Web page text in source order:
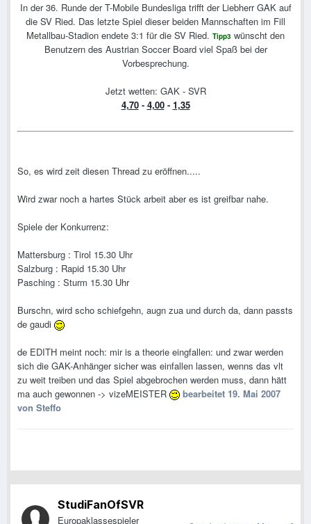
In der 36. Runde der T-Mobile Bundesliga trifft der Liebherr GAK auf
die SV Ried. Das letzte Spiel dieser beiden Mannschaften im Fill
Metallbau-Stadion endete 3:1 für die SV Ried. Tipp3 wünscht den
Benutzern des Austrian Soccer Board viel Spaß bei der
Vorbesprechung.
Jetzt wetten: GAK - SVR
4,70- 4,00- 1,35
So, es wird zeit diesen Thread zu eröffnen.....
Wird zwar noch a hartes Stück arbeit aber es ist greifbar nahe.
Spiele der Konkurrenz:
Mattersburg : Tirol 15.30 Uhr
Salzburg : Rapid 15.30 Uhr
Pasching : Sturm 15.30 Uhr
Burschn, wird scho schiefgehn, augn zua und durch da, dann passts
de gaudi
de EDITH meint noch: mir is a theorie eingfallen: und zwar werden
sich die GAK-Anhänger sicher was einfallen lassen, wenns das vlt
zu weit treiben und das Spiel abgebrochen werden muss, dann hätt
ma auch gewonnen -> vizeMEISTER
bearbeitet 19. Mai 2007
von Steffo
StudiFanOfSVR
Europaklassespieler